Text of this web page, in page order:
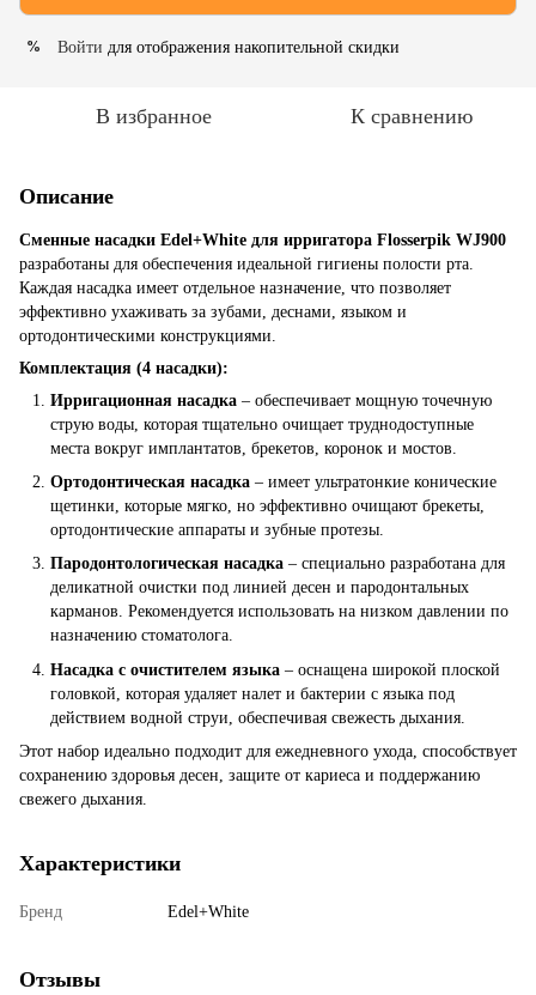
% Войти для отображения накопительной скидки
В избранное К сравнению
Описание
Сменные насадки Edel+White для ирригатора Flosserpik WJ900
разработаны для обеспечения идеальной гигиены полости рта.
Каждая насадка имеет отдельное назначение, что позволяет
эффективно ухаживать за зубами, деснами, языком и
ортодонтическими конструкциями.
Комплектация (4 насадки):
Ирригационная насадка – обеспечивает мощную точечную
струю воды, которая тщательно очищает труднодоступные
места вокруг имплантатов, брекетов, коронок и мостов.
Ортодонтическая насадка – имеет ультратонкие конические
щетинки, которые мягко, но эффективно очищают брекеты,
ортодонтические аппараты и зубные протезы.
Пародонтологическая насадка – специально разработана для
деликатной очистки под линией десен и пародонтальных
карманов. Рекомендуется использовать на низком давлении по
назначению стоматолога.
Насадка с очистителем языка – оснащена широкой плоской
головкой, которая удаляет налет и бактерии с языка под
действием водной струи, обеспечивая свежесть дыхания.
Этот набор идеально подходит для ежедневного ухода, способствует
сохранению здоровья десен, защите от кариеса и поддержанию
свежего дыхания.
Характеристики
Бренд Edel+White
Отзывы